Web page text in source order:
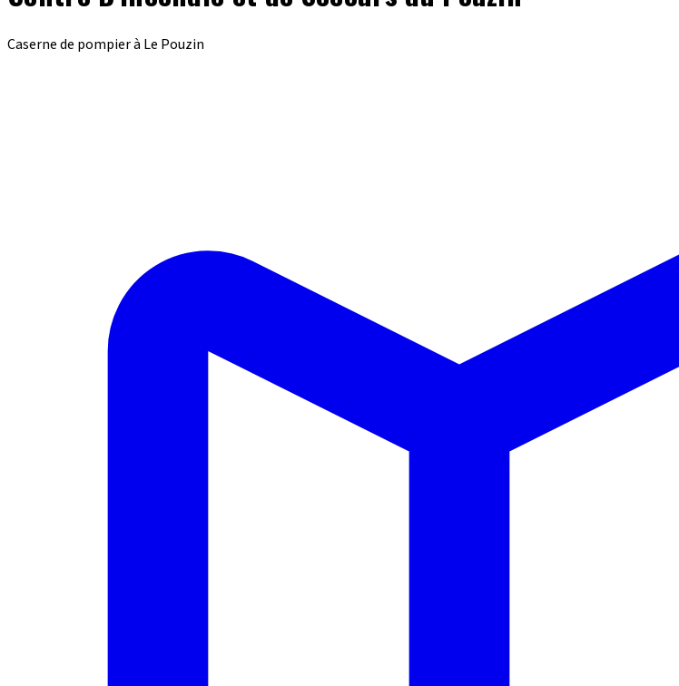
Caserne de pompier à Le Pouzin